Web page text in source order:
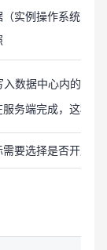
实例操作系统内的
数据中心内的磁
务端完成，这种
要选择是否开启